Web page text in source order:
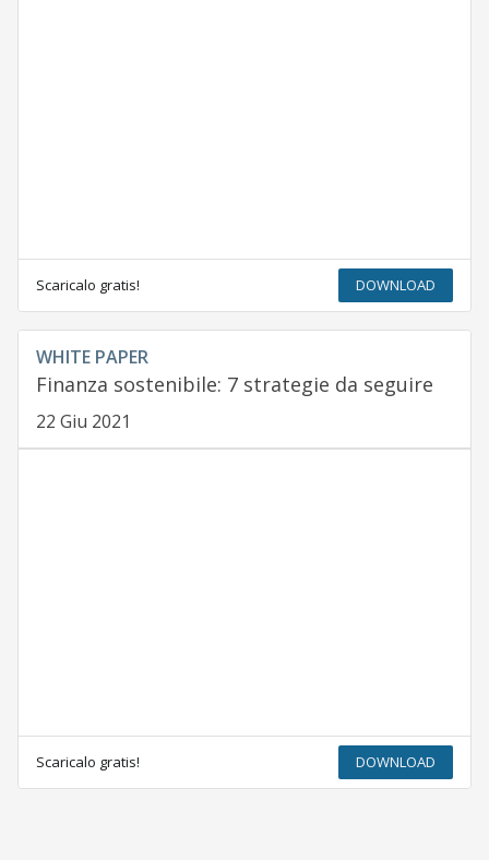
Scaricalo gratis! DOWNLOAD
WHITE PAPER
Finanza sostenibile: 7 strategie da seguire
22 Giu 2021
Scaricalo gratis! DOWNLOAD